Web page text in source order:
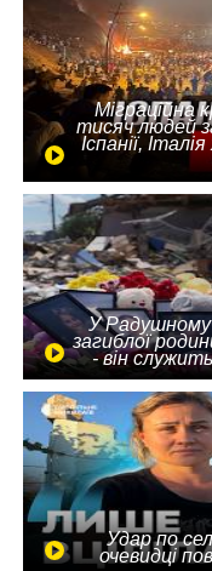
Міграційна
тисяч людей
Іспанії,
У
загиблої
- він
Удар по
очевидці